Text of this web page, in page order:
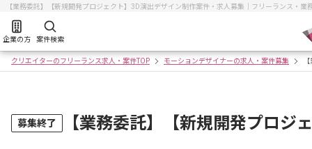
【業務委託】【新規開発プロジェクト】3D演出デザイン制作案件・求人募集｜フリーランス・業
企業の方 案件検索
クリエイターのフリーランス求人・案件TOP モーションデザイナーの求人・案件募集
募集終了 【業務委託】【新規開発プロジ